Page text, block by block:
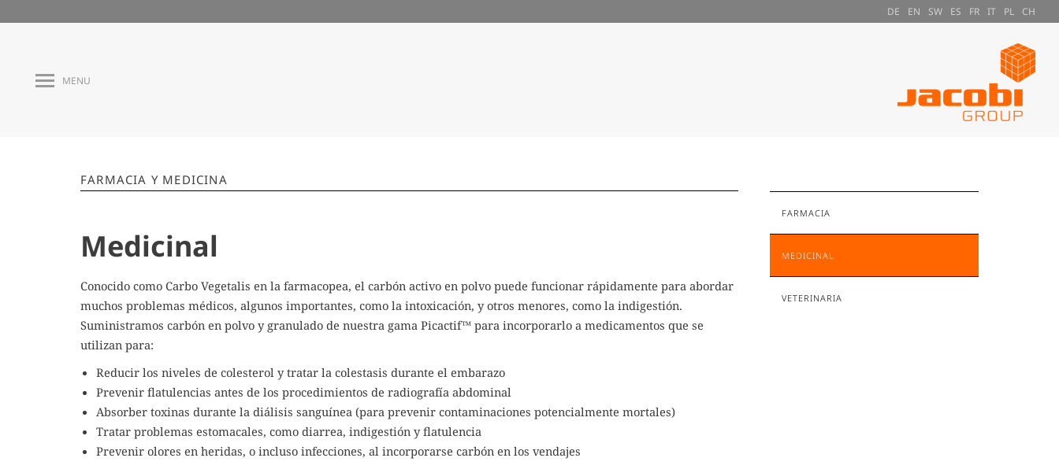
DE EN SW ES FR IT PL CH
MENU
FARMACIA Y MEDICINA
Medicinal
Conocido como Carbo Vegetalis en la farmacopea, el carbón activo en polvo puede funcionar rápidamente para abordar
muchos problemas médicos, algunos importantes, como la intoxicación, y otros menores, como la indigestión.
Suministramos carbón en polvo y granulado de nuestra gama Picactif™ para incorporarlo a medicamentos que se
utilizan para:
Reducir los niveles de colesterol y tratar la colestasis durante el embarazo
Prevenir flatulencias antes de los procedimientos de radiografía abdominal
Absorber toxinas durante la diálisis sanguínea (para prevenir contaminaciones potencialmente mortales)
Tratar problemas estomacales, como diarrea, indigestión y flatulencia
Prevenir olores en heridas, o incluso infecciones, al incorporarse carbón en los vendajes
FARMACIA
MEDICINAL
VETERINARIA